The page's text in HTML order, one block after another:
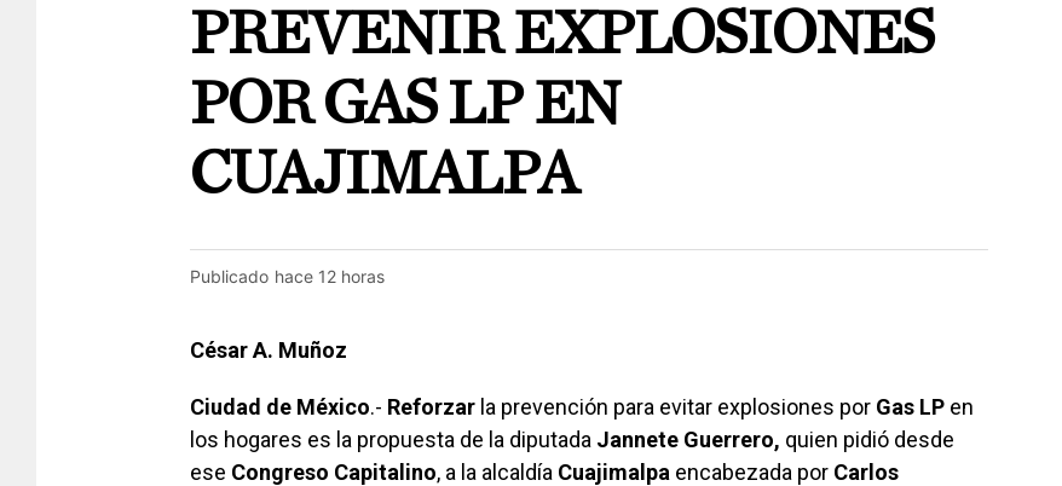
PREVENIR EXPLOSIONES
POR GAS LP EN
CUAJIMALPA
Publicado hace 12 horas
César A. Muñoz
Ciudad de México.- Reforzar la prevención para evitar explosiones por Gas LP en
los hogares es la propuesta de la diputada Jannete Guerrero, quien pidió desde
ese Congreso Capitalino, a la alcaldía Cuajimalpa encabezada por Carlos